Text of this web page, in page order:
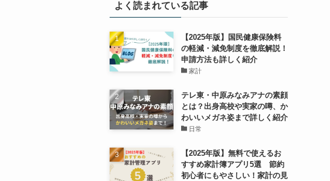
よく読まれている記事
【2025年版】国民健康保険料
の軽減・減免制度を徹底解説！
申請方法も詳しく紹介
家計
テレ東・中原みなみアナの素顔
とは？出身高校や実家の噂、か
わいいメガネ姿まで詳しく紹介
日常
【2025年版】無料で使えるお
すすめ家計簿アプリ5選 節約
初心者にもやさしい！家計の見